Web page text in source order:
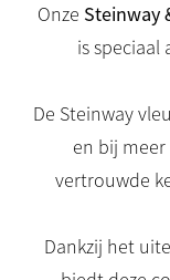
Onze Steinway
is speciaal
De Steinway
en bij
vertrouwde
Dankzij het